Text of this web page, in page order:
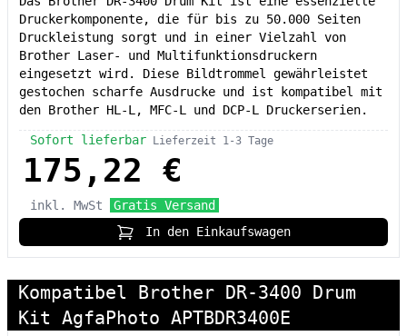
Druckerkomponente, die für bis zu 50.000 Seiten
Druckleistung sorgt und in einer Vielzahl von
Brother Laser- und Multifunktionsdruckern
eingesetzt wird. Diese Bildtrommel gewährleistet
gestochen scharfe Ausdrucke und ist kompatibel mit
den Brother HL-L, MFC-L und DCP-L Druckerserien.
Sofort lieferbar Lieferzeit 1-3 Tage
175,22 €
inkl. MwSt
Gratis Versand
In den Einkaufswagen
Kompatibel Brother DR-3400 Drum
Kit AgfaPhoto APTBDR3400E